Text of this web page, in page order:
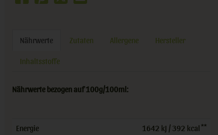
Nährwerte Zutaten Allergene Hersteller
Inhaltsstoffe
Nährwerte bezogen auf 100g/100ml:
Energie 1642 kJ / 392 kcal**